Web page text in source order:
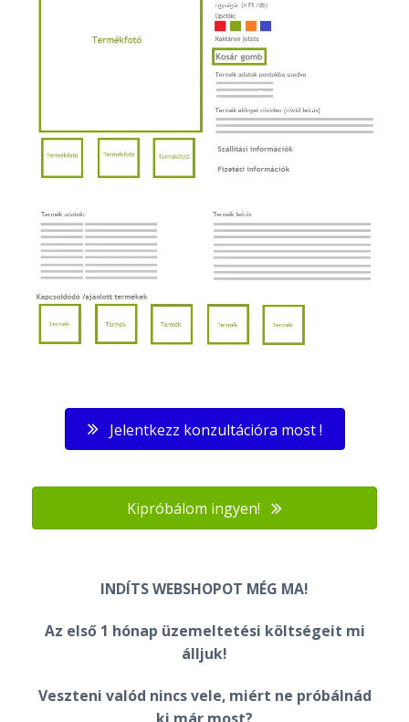
Jelentkezz konzultációra most !
Kipróbálom ingyen!
INDÍTS WEBSHOPOT MÉG MA!
Az első 1 hónap üzemeltetési költségeit mi
álljuk!
Veszteni valód nincs vele, miért ne próbálnád